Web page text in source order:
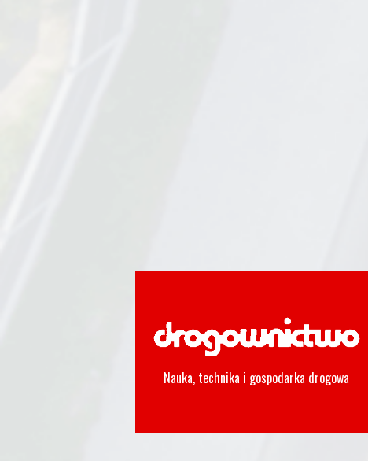
Nauka, technika i gospodarka drogowa